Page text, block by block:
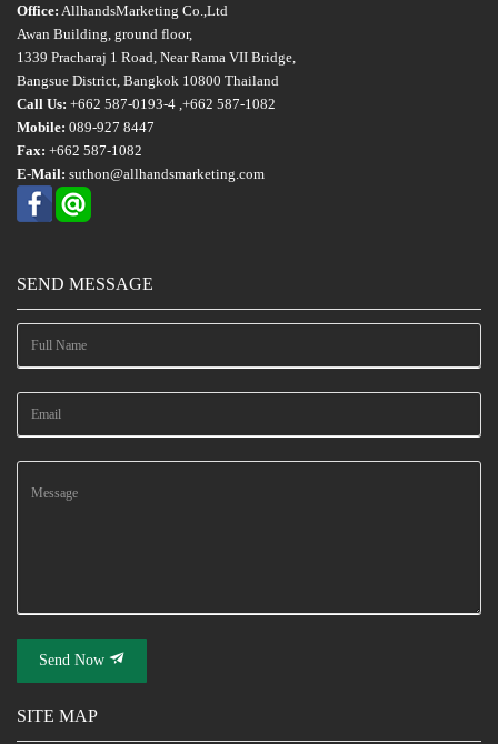
Office: AllhandsMarketing Co.,Ltd
Awan Building, ground floor,
1339 Pracharaj 1 Road, Near Rama VII Bridge,
Bangsue District, Bangkok 10800 Thailand
Call Us: +662 587-0193-4 ,+662 587-1082
Mobile: 089-927 8447
Fax: +662 587-1082
E-Mail: suthon@allhandsmarketing.com
SEND MESSAGE
Send Now
SITE MAP